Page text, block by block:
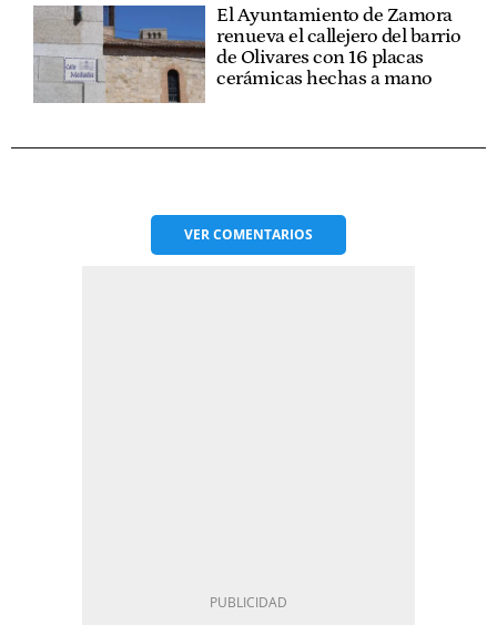
El Ayuntamiento de Zamora
renueva el callejero del barrio
de Olivares con 16 placas
cerámicas hechas a mano
VERCOMENTARIOS